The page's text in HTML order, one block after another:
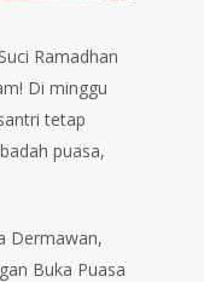
Ramadhan
Di minggu
tetap
puasa,
Dermawan,
Buka Puasa